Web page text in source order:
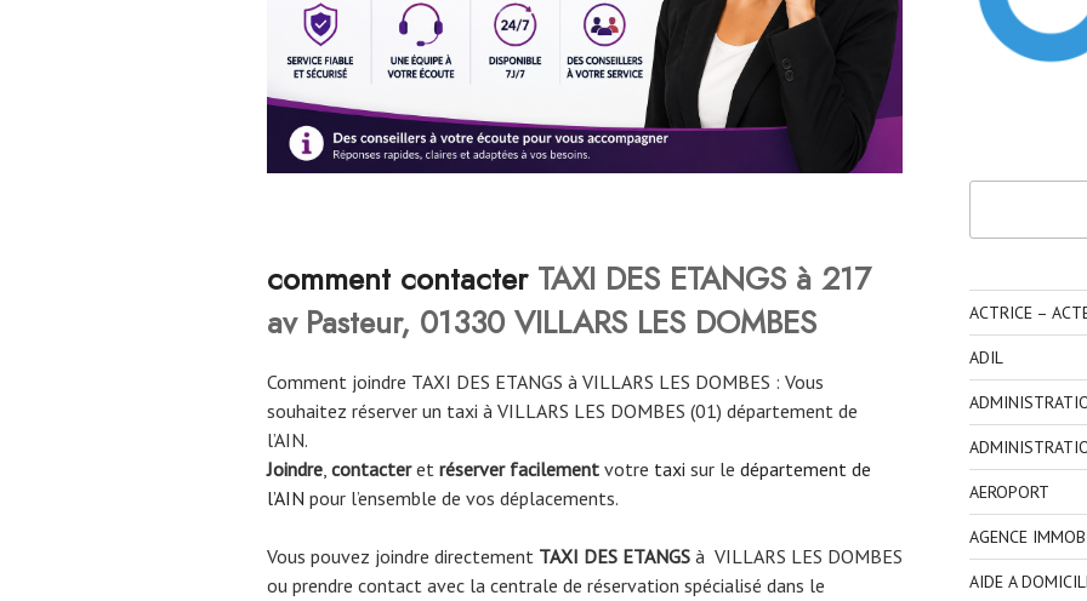
comment contacterTAXI DES ETANGS à 217
av Pasteur, 01330 VILLARS LES DOMBES
Comment joindre TAXI DES ETANGS à VILLARS LES DOMBES : Vous
souhaitez réserver un taxi à VILLARS LES DOMBES (01) département de
l’AIN.
Joindre, contacteret réserver facilement votre taxi sur le département de
l’AIN pour l’ensemble de vos déplacements.
Vous pouvez joindre directement TAXI DES ETANGS à VILLARS LES DOMBES
ou prendre contact avec la centrale de réservation spécialisé dans le
ACTRICE –
ADIL
AEROPORT
AGENCE
AIDE A